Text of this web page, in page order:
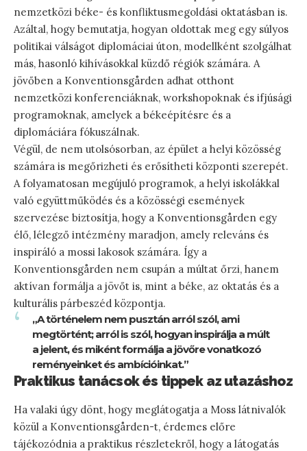
nemzetközi béke- és konfliktusmegoldási oktatásban is.
Azáltal, hogy bemutatja, hogyan oldottak meg egy súlyos
politikai válságot diplomáciai úton, modellként szolgálhat
más, hasonló kihívásokkal küzdő régiók számára. A
jövőben a Konventionsgården adhat otthont
nemzetközi konferenciáknak, workshopoknak és ifjúsági
programoknak, amelyek a békeépítésre és a
diplomáciára fókuszálnak.
Végül, de nem utolsósorban, az épület a helyi közösség
számára is megőrizheti és erősítheti központi szerepét.
A folyamatosan megújuló programok, a helyi iskolákkal
való együttműködés és a közösségi események
szervezése biztosítja, hogy a Konventionsgården egy
élő, lélegző intézmény maradjon, amely releváns és
inspiráló a mossi lakosok számára. Így a
Konventionsgården nem csupán a múltat őrzi, hanem
aktívan formálja a jövőt is, mint a béke, az oktatás és a
kulturális párbeszéd központja.
„A történelem nem pusztán arról szól, ami
megtörtént; arról is szól, hogyan inspirálja a múlt
a jelent, és miként formálja a jövőre vonatkozó
reményeinket és ambícióinkat.”
Praktikus tanácsok és tippek az utazáshoz
Ha valaki úgy dönt, hogy meglátogatja a Moss látnivalók
közül a Konventionsgården-t, érdemes előre
tájékozódnia a praktikus részletekről, hogy a látogatás